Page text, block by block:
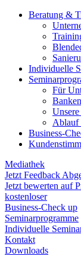
Beratung &
Individuelle
Für
Ablauf
Business-
Mediathek
Jetzt Feedback
Jetzt bewerten auf
kostenloser
Business-Check up
Seminarprogramme
Individuelle
Kontakt
Downloads